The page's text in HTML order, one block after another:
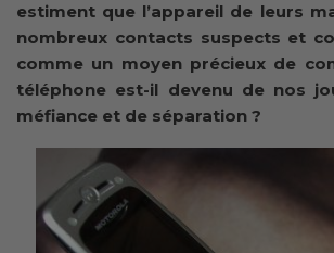
estiment que l’appareil de leurs
nombreux contacts suspects et
comme un moyen précieux de
téléphone est-il devenu de nos
méfiance et de séparation ?